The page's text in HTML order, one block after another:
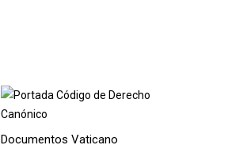
Documentos Vaticano